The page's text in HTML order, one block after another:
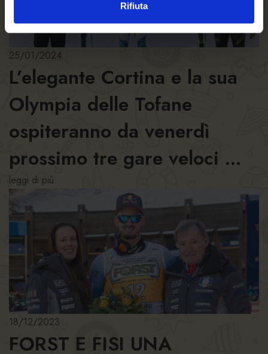
Rifiuta
25/01/2024
L’elegante Cortina e la sua
Olympia delle Tofane
ospiteranno da venerdì
prossimo tre gare veloci ...
leggi di più
18/12/2023
FORST E FISI UNA